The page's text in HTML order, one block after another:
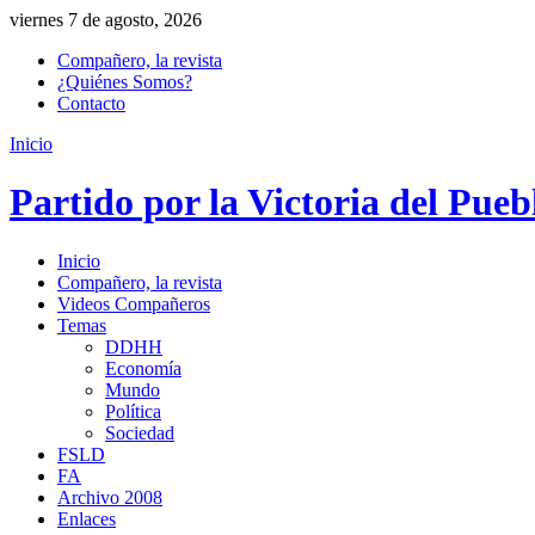
viernes 7 de agosto, 2026
Compañero, la revista
¿Quiénes Somos?
Contacto
Inicio
Partido por la Victoria del
Inicio
Compañero, la revista
Videos Compañeros
Temas
DDHH
Economía
Mundo
Política
Sociedad
FSLD
FA
Archivo 2008
Enlaces